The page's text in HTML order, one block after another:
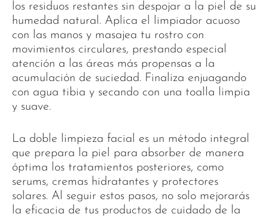
los residuos restantes sin despojar a la piel de su
humedad natural. Aplica el limpiador acuoso
con las manos y masajea tu rostro con
movimientos circulares, prestando especial
atención a las áreas más propensas a la
acumulación de suciedad. Finaliza enjuagando
con agua tibia y secando con una toalla limpia
y suave.
La doble limpieza facial es un método integral
que prepara la piel para absorber de manera
óptima los tratamientos posteriores, como
serums, cremas hidratantes y protectores
solares. Al seguir estos pasos, no solo mejorarás
la eficacia de tus productos de cuidado de la